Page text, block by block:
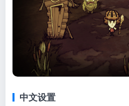
中文设置